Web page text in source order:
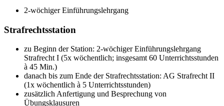
2-wöchiger Einführungslehrgang
Strafrechtsstation
zu Beginn der Station: 2-wöchiger Einführungslehrgang
Strafrecht I (5x wöchentlich; insgesamt 60 Unterrichtsstunden
à 45 Min.)
danach bis zum Ende der Strafrechtsstation: AG Strafrecht II
(1x wöchentlich à 5 Unterrichtsstunden)
zusätzlich Anfertigung und Besprechung von
Übungsklausuren